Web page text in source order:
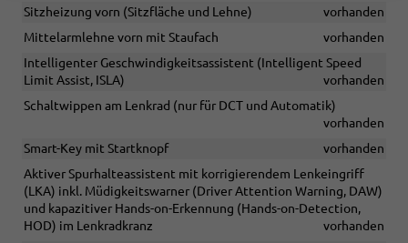
Sitzheizung vorn (Sitzfläche und Lehne)
vorhanden
Mittelarmlehne vorn mit Staufach
vorhanden
Intelligenter Geschwindigkeitsassistent (Intelligent Speed
Limit Assist, ISLA)
vorhanden
Schaltwippen am Lenkrad (nur für DCT und Automatik)
vorhanden
Smart-Key mit Startknopf
vorhanden
Aktiver Spurhalteassistent mit korrigierendem Lenkeingriff
(LKA) inkl. Müdigkeitswarner (Driver Attention Warning, DAW)
und kapazitiver Hands-on-Erkennung (Hands-on-Detection,
HOD) im Lenkradkranz
vorhanden